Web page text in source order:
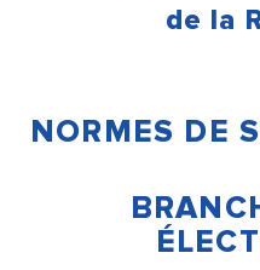
de la
NORMES DE